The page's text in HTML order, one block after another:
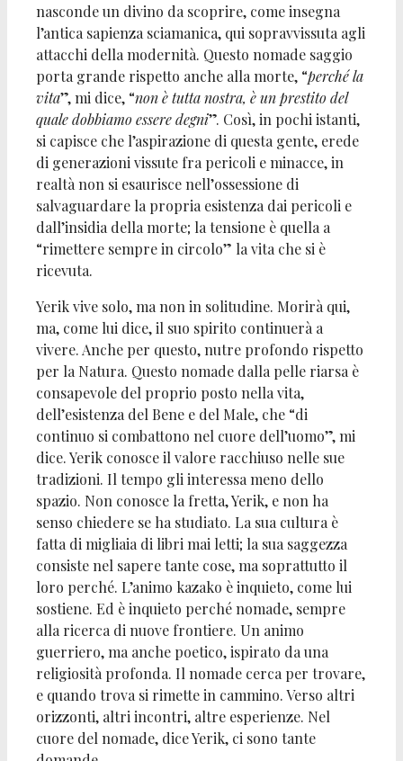
nasconde un divino da scoprire, come insegna
l’antica sapienza sciamanica, qui sopravvissuta agli
attacchi della modernità. Questo nomade saggio
porta grande rispetto anche alla morte, “perché la
vita”, mi dice, “non è tutta nostra, è un prestito del
quale dobbiamo essere degni”. Così, in pochi istanti,
si capisce che l’aspirazione di questa gente, erede
di generazioni vissute fra pericoli e minacce, in
realtà non si esaurisce nell’ossessione di
salvaguardare la propria esistenza dai pericoli e
dall’insidia della morte; la tensione è quella a
“rimettere sempre in circolo” la vita che si è
ricevuta.
Yerik vive solo, ma non in solitudine. Morirà qui,
ma, come lui dice, il suo spirito continuerà a
vivere. Anche per questo, nutre profondo rispetto
per la Natura. Questo nomade dalla pelle riarsa è
consapevole del proprio posto nella vita,
dell’esistenza del Bene e del Male, che “di
continuo si combattono nel cuore dell’uomo”, mi
dice. Yerik conosce il valore racchiuso nelle sue
tradizioni. Il tempo gli interessa meno dello
spazio. Non conosce la fretta, Yerik, e non ha
senso chiedere se ha studiato. La sua cultura è
fatta di migliaia di libri mai letti; la sua saggezza
consiste nel sapere tante cose, ma soprattutto il
loro perché. L’animo kazako è inquieto, come lui
sostiene. Ed è inquieto perché nomade, sempre
alla ricerca di nuove frontiere. Un animo
guerriero, ma anche poetico, ispirato da una
religiosità profonda. Il nomade cerca per trovare,
e quando trova si rimette in cammino. Verso altri
orizzonti, altri incontri, altre esperienze. Nel
cuore del nomade, dice Yerik, ci sono tante